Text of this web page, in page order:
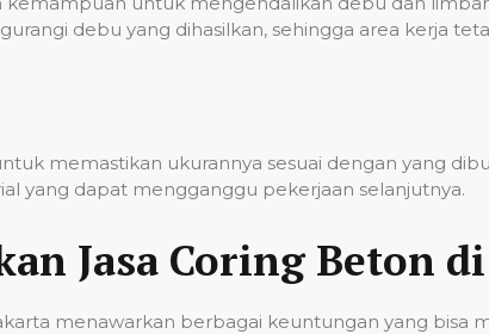
debu yang dihasilkan, sehingga area kerja
memastikan ukurannya sesuai dengan yang
yang dapat mengganggu pekerjaan selanjutnya.
Jasa Coring Beton
menawarkan berbagai keuntungan yang bisa